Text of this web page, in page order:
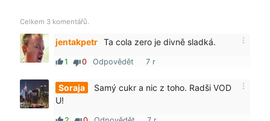
Celkem 3 komentářů.
jentakpetr more_vert
Ta cola zero je divně sladká.
thumb_up1 thumb_down0 Odpovědět 7 r
Soraja more_vert
Samý cukr a nic z toho. Radši VOD
U!